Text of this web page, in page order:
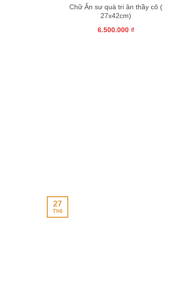
Chữ Ân sư quà tri ân thầy cô (
27x42cm)
6.500.000 ₫
29
Th11